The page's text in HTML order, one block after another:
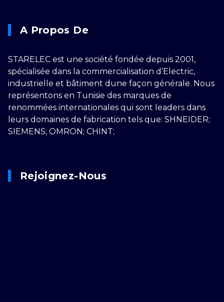
A Propos De
STARELEC est une société fondée depuis 2001,
spécialisée dans la commercialisation d’Electric,
industrielle et bâtiment dune façon générale. Nous
représentons en Tunisie des marques de
renommées internationales qui sont leaders dans
leurs domaines de fabrication tels que: SHNEIDER;
SIEMENS; OMRON; CHINT;
Rejoignez-Nous